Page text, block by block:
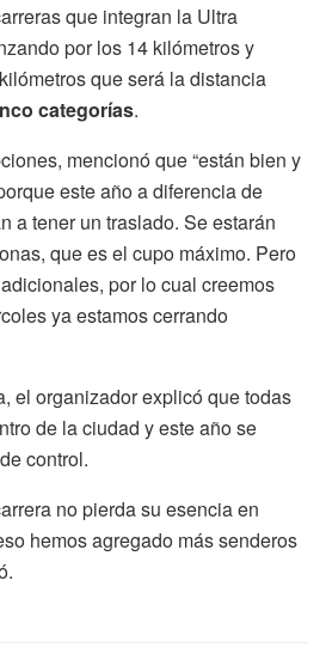
que integran la Ultra
por los 14 kilómetros y
que será la distancia
categorías.
mencionó que “están bien y
este año a diferencia de
a tener un traslado. Se estarán
que es el cupo máximo. Pero
por lo cual creemos
ya estamos cerrando
el organizador explicó que todas
de la ciudad y este año se
control.
no pierda su esencia en
hemos agregado más senderos